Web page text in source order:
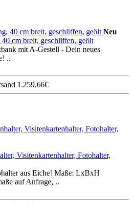
Neu
cm breit, geschliffen, geölt
mit A-Gestell - Dein neues
..
1.259,66€
Visitenkartenhalter, Fotohalter,
aus Eiche! Maße: LxBxH
auf Anfrage, ..